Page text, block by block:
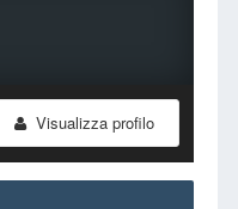
Visualizza profilo